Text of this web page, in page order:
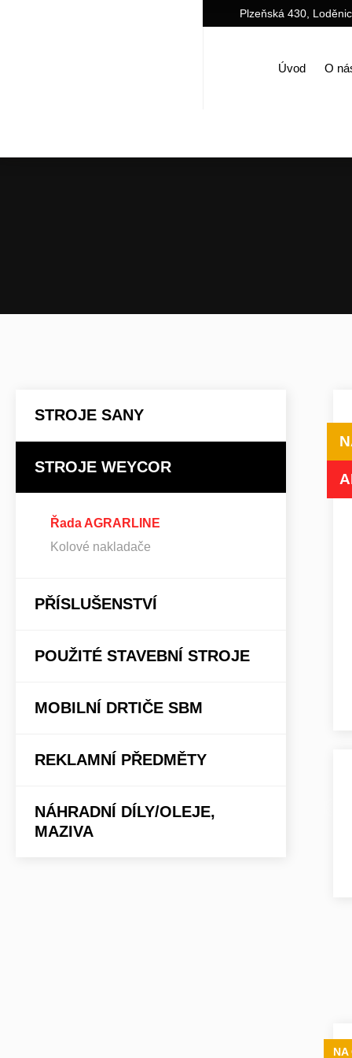
Plzeňská 430,
Úvod O
NA
STROJE SANY
STROJE WEYCOR
Řada AGRARLINE
Kolové nakladače
PŘÍSLUŠENSTVÍ
POUŽITÉ STAVEBNÍ STROJE
MOBILNÍ DRTIČE SBM
REKLAMNÍ PŘEDMĚTY
NÁHRADNÍ DÍLY/OLEJE,
MAZIVA